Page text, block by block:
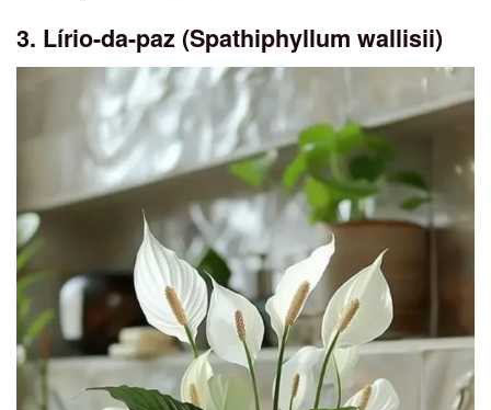
3. Lírio-da-paz (Spathiphyllum wallisii)